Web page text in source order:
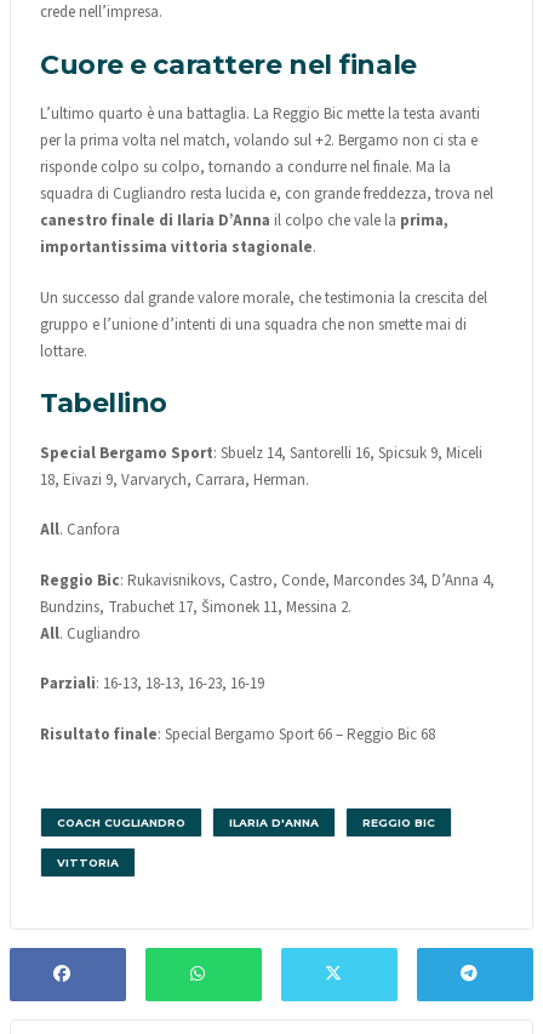
crede nell’impresa.
Cuore e carattere nel finale
L’ultimo quarto è una battaglia. La Reggio Bic mette la testa avanti
per la prima volta nel match, volando sul +2. Bergamo non ci sta e
risponde colpo su colpo, tornando a condurre nel finale. Ma la
squadra di Cugliandro resta lucida e, con grande freddezza, trova nel
canestro finale di Ilaria D’Anna il colpo che vale la prima,
importantissima vittoria stagionale.
Un successo dal grande valore morale, che testimonia la crescita del
gruppo e l’unione d’intenti di una squadra che non smette mai di
lottare.
Tabellino
Special Bergamo Sport: Sbuelz 14, Santorelli 16, Spicsuk 9, Miceli
18, Eivazi 9, Varvarych, Carrara, Herman.
All. Canfora
Reggio Bic: Rukavisnikovs, Castro, Conde, Marcondes 34, D’Anna 4,
Bundzins, Trabuchet 17, Šimonek 11, Messina 2.
All. Cugliandro
Parziali: 16-13, 18-13, 16-23, 16-19
Risultato finale: Special Bergamo Sport 66 – Reggio Bic 68
COACH CUGLIANDRO ILARIA D'ANNA REGGIO BIC
VITTORIA